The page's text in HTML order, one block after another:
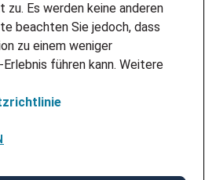
zu. Es werden keine anderen
beachten Sie jedoch, dass
zu einem weniger
führen kann. Weitere